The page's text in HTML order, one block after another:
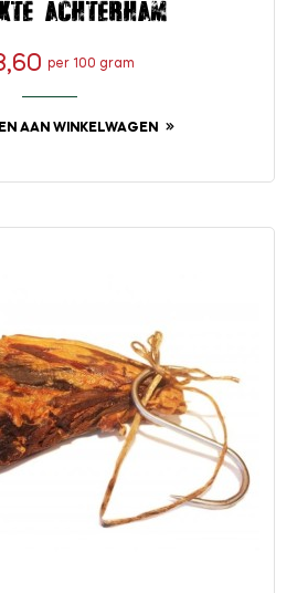
achterham
Prijs
per 100 gram
AAN WINKELWAGEN